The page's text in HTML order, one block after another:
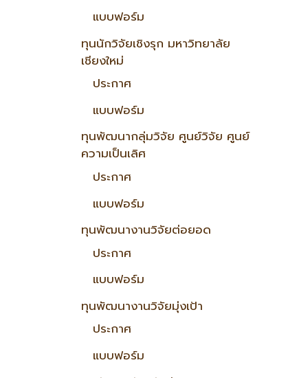
แบบฟอร์ม
ทุนนักวิจัยเชิงรุก มหาวิทยาลัย
เชียงใหม่
ประกาศ
แบบฟอร์ม
ทุนพัฒนากลุ่มวิจัย ศูนย์วิจัย ศูนย์
ความเป็นเลิศ
ประกาศ
แบบฟอร์ม
ทุนพัฒนางานวิจัยต่อยอด
ประกาศ
แบบฟอร์ม
ทุนพัฒนางานวิจัยมุ่งเป้า
ประกาศ
แบบฟอร์ม